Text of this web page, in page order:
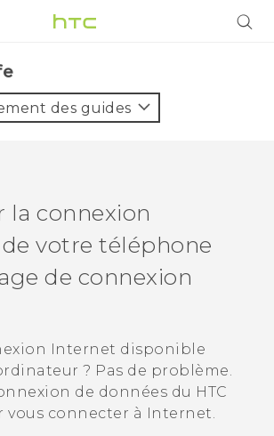
Accessoires
des guides
la connexion
votre téléphone
de connexion
Internet disponible
? Pas de problème.
de données du HTC
vous connecter à Internet.